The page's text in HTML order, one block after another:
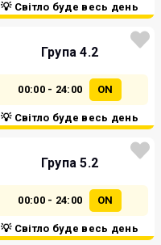
💡 Світло буде весь день
Група 4.2
00:00 - 24:00 ON
💡 Світло буде весь день
Група 5.2
00:00 - 24:00 ON
💡 Світло буде весь день